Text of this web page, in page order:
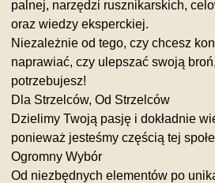
palnej, narzędzi rusznikarskich,
oraz wiedzy eksperckiej.
Niezależnie od tego, czy chcesz
naprawiać, czy ulepszać swoją
potrzebujesz!
Dla Strzelców, Od Strzelców
Dzielimy Twoją pasję i dokładnie
ponieważ jesteśmy częścią tej
Ogromny Wybór
Od niezbędnych elementów po